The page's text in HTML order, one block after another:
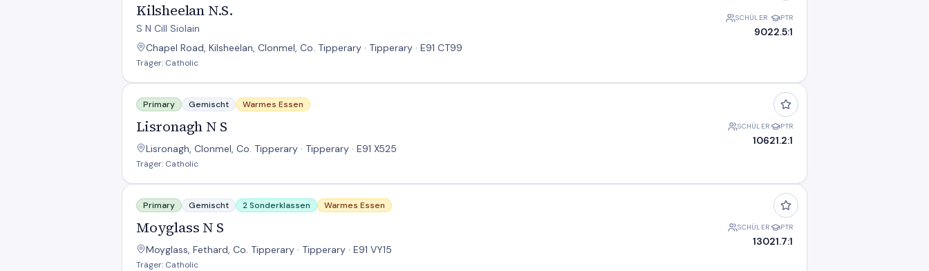
Kilsheelan N.S.
S N Cill Siolain
Chapel Road, Kilsheelan, Clonmel, Co. Tipperary · Tipperary · E91 CT99
Träger: Catholic
SCHÜLER
90
PTR
22.5:1
Lisronagh N S
Primary Gemischt Warmes Essen
Lisronagh N S
Lisronagh, Clonmel, Co. Tipperary · Tipperary · E91 X525
Träger: Catholic
SCHÜLER
106
PTR
21.2:1
Moyglass N S
Primary Gemischt 2 Sonderklassen Warmes Essen
Moyglass N S
Moyglass, Fethard, Co. Tipperary · Tipperary · E91 VY15
Träger: Catholic
SCHÜLER
130
PTR
21.7:1